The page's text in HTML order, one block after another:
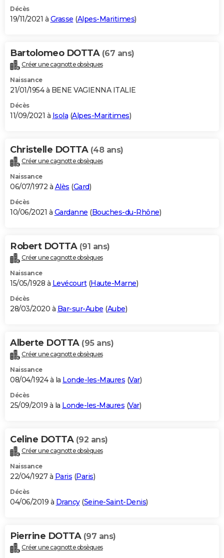
Décès
19/11/2021 à Grasse (Alpes-Maritimes)
Bartolomeo DOTTA (67 ans)
Créer une cagnotte obsèques
Naissance
21/01/1954 à BENE VAGIENNA ITALIE
Décès
11/09/2021 à Isola (Alpes-Maritimes)
Christelle DOTTA (48 ans)
Créer une cagnotte obsèques
Naissance
06/07/1972 à Alès (Gard)
Décès
10/06/2021 à Gardanne (Bouches-du-Rhône)
Robert DOTTA (91 ans)
Créer une cagnotte obsèques
Naissance
15/05/1928 à Levécourt(Haute-Marne)
Décès
28/03/2020 à Bar-sur-Aube (Aube)
Alberte DOTTA (95 ans)
Créer une cagnotte obsèques
Naissance
08/04/1924 à la Londe-les-Maures (Var)
Décès
25/09/2019 à la Londe-les-Maures (Var)
Celine DOTTA (92 ans)
Créer une cagnotte obsèques
Naissance
22/04/1927 à Paris (Paris)
Décès
04/06/2019 à Drancy(Seine-Saint-Denis)
Pierrine DOTTA (97 ans)
Créer une cagnotte obsèques